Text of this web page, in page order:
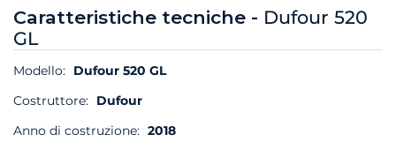
Caratteristiche tecniche - Dufour 520
GL
Modello: Dufour 520 GL
Costruttore: Dufour
Anno di costruzione: 2018